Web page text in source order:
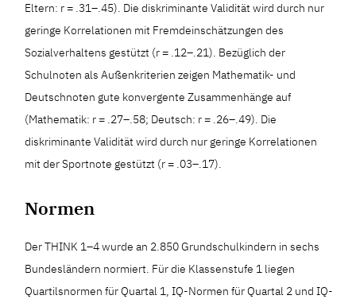
Eltern: r = .31–.45). Die diskriminante Validität wird durch nur
geringe Korrelationen mit Fremdeinschätzungen des
Sozialverhaltens gestützt (r = .12–.21). Bezüglich der
Schulnoten als Außenkriterien zeigen Mathematik- und
Deutschnoten gute konvergente Zusammenhänge auf
(Mathematik: r = .27–.58; Deutsch: r = .26–.49). Die
diskriminante Validität wird durch nur geringe Korrelationen
mit der Sportnote gestützt (r = .03–.17).
Normen
Der THINK 1–4 wurde an 2.850 Grundschulkindern in sechs
Bundesländern normiert. Für die Klassenstufe 1 liegen
Quartilsnormen für Quartal 1, IQ-Normen für Quartal 2 und IQ-